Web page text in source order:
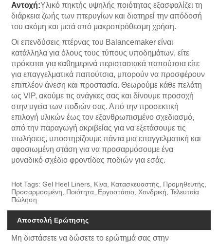
Αντοχή:Υλικό πηκτής υψηλής ποιότητας εξασφαλίζει τη
διάρκεια ζωής των πτερυγίων και διατηρεί την απόδοσή
του ακόμη και μετά από μακροπρόθεσμη χρήση.
Οι επενδύσεις πτέρνας του Balancemaker είναι
κατάλληλα για όλους τους τύπους υποδημάτων, είτε
πρόκειται για καθημερινά περιστασιακά παπούτσια είτε
για επαγγελματικά παπούτσια, μπορούν να προσφέρουν
επιπλέον άνεση και προστασία. Θεωρούμε κάθε πελάτη
ως VIP, ακούμε τις ανάγκες σας και δίνουμε προσοχή
στην υγεία των ποδιών σας. Από την προσεκτική
επιλογή υλικών έως τον εξανθρωπισμένο σχεδιασμό,
από την παραγωγή ακριβείας για να εξετάσουμε τις
πωλήσεις, υποστηρίζουμε πάντα μια επαγγελματική και
αφοσιωμένη στάση για να προσαρμόσουμε ένα
μοναδικό σχέδιο φροντίδας ποδιών για εσάς.
Hot Tags: Gel Heel Liners, Κίνα, Κατασκευαστής, Προμηθευτής,
Προσαρμοσμένη, Ποιότητα, Εργοστάσιο, Χονδρική, Τελευταία
Πώληση
Αποστολή Ερώτησης
Μη διστάσετε να δώσετε το ερώτημά σας στην